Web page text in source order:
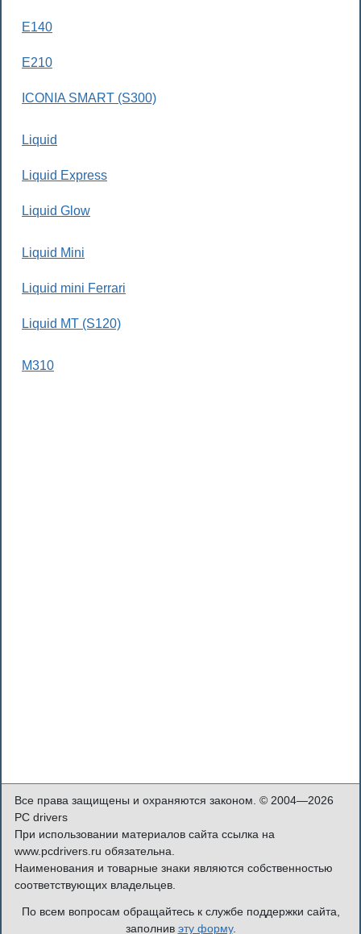
E140
E210
ICONIA SMART (S300)
Liquid
Liquid Express
Liquid Glow
Liquid Mini
Liquid mini Ferrari
Liquid MT (S120)
M310
Все права защищены и охраняются законом. © 2004—2026
PC drivers
При использовании материалов сайта ссылка на
www.pcdrivers.ru обязательна.
Наименования и товарные знаки являются собственностью
соответствующих владельцев.
По всем вопросам обращайтесь к службе поддержки сайта,
заполнив эту форму.